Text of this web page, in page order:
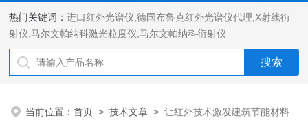
热门关键词：进口红外光谱仪 ,德国布鲁克红外光谱仪代理 X射线衍
射仪 ,马尔文帕纳科激光粒度仪 ,马尔文帕纳科衍射仪
当前位置：首页 >技术文章 >让红外技术激发建筑节能材料